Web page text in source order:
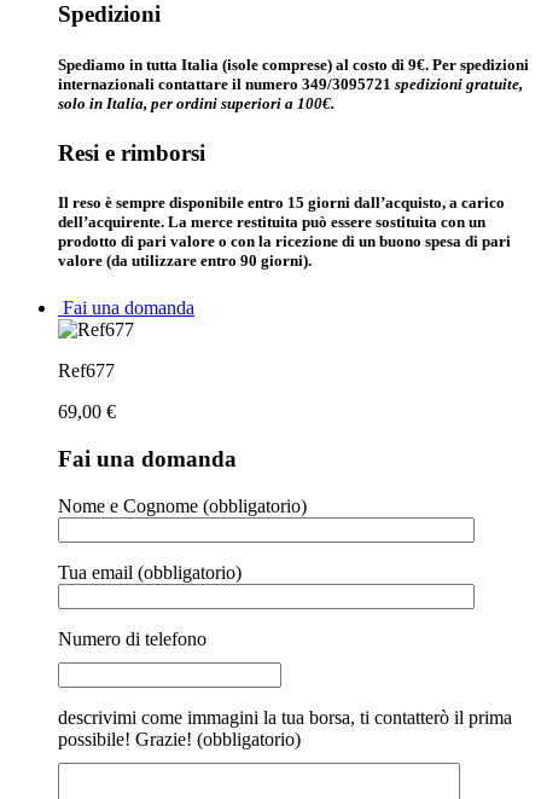
Spedizioni
Spediamo in tutta Italia (isole comprese) al costo di 9€. Per spedizioni
internazionali contattare il numero 349/3095721 spedizioni gratuite,
solo in Italia, per ordini superiori a 100€.
Resi e rimborsi
Il reso è sempre disponibile entro 15 giorni dall’acquisto, a carico
dell’acquirente. La merce restituita può essere sostituita con un
prodotto di pari valore o con la ricezione di un buono spesa di pari
valore (da utilizzare entro 90 giorni).
Fai una domanda
Ref677
69,00 €
Fai una domanda
Nome e Cognome (obbligatorio)
Tua email (obbligatorio)
Numero di telefono
descrivimi come immagini la tua borsa, ti contatterò il prima
possibile! Grazie! (obbligatorio)